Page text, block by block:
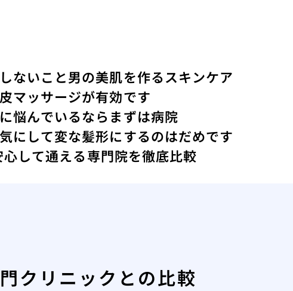
ないこと男の美肌を作るスキンケア
マッサージが有効です
悩んでいるならまずは病院
にして変な髪形にするのはだめです
して通える専門院を徹底比較
クリニックとの比較